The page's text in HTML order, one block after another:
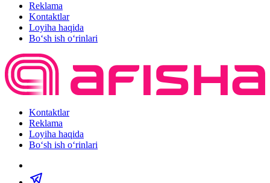
Reklama
Kontaktlar
Loyiha haqida
Bo‘sh ish o‘rinlari
Kontaktlar
Reklama
Loyiha haqida
Bo‘sh ish o‘rinlari